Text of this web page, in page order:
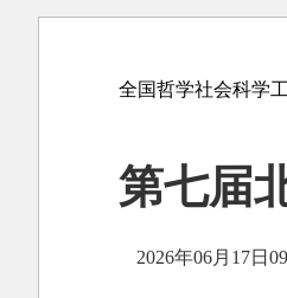
全国哲学社会科学
第七届
2026年06月17日